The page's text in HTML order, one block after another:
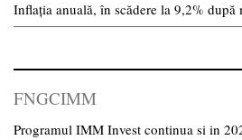
Inflația anuală, în scădere la 9,2% după
FNGCIMM
Programul IMM Invest continua si in